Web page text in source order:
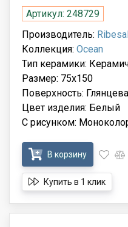
Артикул: 248729
Производитель:
Коллекция: Ocean
Тип керамики:
Размер: 75x150
Поверхность:
Цвет изделия: Белый
С рисунком:
В корзину
Купить в 1 клик